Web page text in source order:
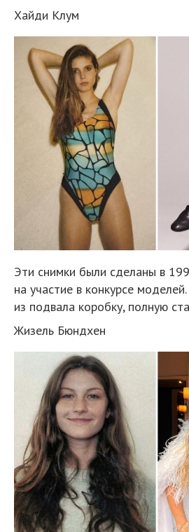
Хайди Клум
Эти снимки были сделаны в
на участие в конкурсе
из подвала коробку, полную
Жизель Бюндхен